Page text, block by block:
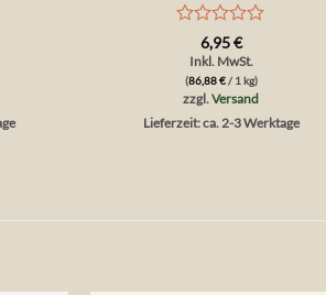
Bewertet
mit
von
5
6,95€
Inkl. MwSt.
(86,88€/ 1 kg)
zzgl.Versand
Lieferzeit: ca. 2-3 Werktage